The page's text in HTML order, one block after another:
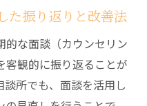
た振り返りと改善法
的な面談（カウンセリン
客観的に振り返ることが
所でも、面談を活用し